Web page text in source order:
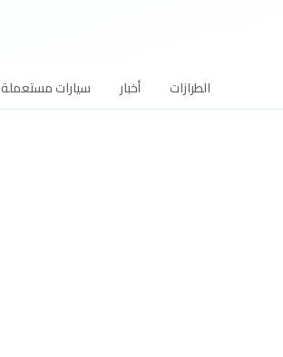
الطرازات أخبار سيارات مستعملة